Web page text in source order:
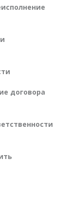
договора